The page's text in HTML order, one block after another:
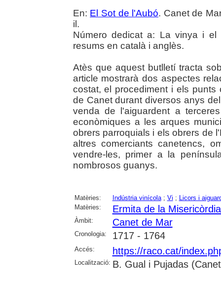
En: El Sot de l'Aubó. Canet de
il.
Número dedicat a: La vinya i
resums en català i anglès.
Atès que aquest butlletí tracta
article mostrarà dos aspectes
costat, el procediment i els
de Canet durant diversos anys
venda de l'aiguardent a
econòmiques a les arques
obrers parroquials i els obrers de
altres comerciants canetencs,
vendre-les, primer a la
nombrosos guanys.
Matèries: Indústria vinícola; Vi ; Licors i
Matèries:
Ermita de la
Àmbit: Canet de Mar
Cronologia: 1717 - 1764
Accés: https://raco.cat/
Localització: B. Gual i Pujadas